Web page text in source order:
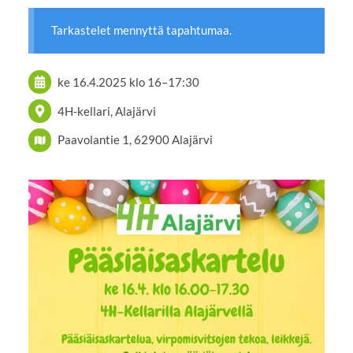
Tarkastelet mennyttä tapahtumaa.
ke 16.4.2025 klo 16–17:30
4H-kellari, Alajärvi
Paavolantie 1, 62900 Alajärvi